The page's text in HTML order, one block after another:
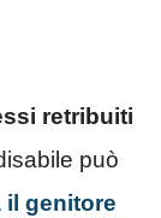
retribuiti
può
il genitore